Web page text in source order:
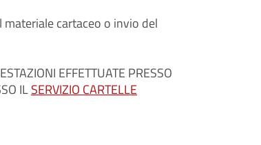
cartaceo o invio del
EFFETTUATE PRESSO
ILSERVIZIO CARTELLE